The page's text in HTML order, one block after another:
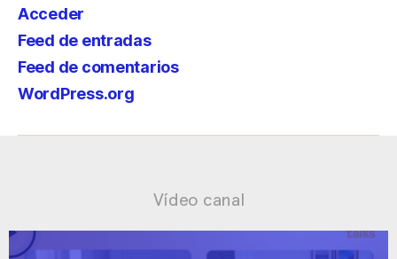
Acceder
Feed de entradas
Feed de comentarios
WordPress.org
Vídeo canal